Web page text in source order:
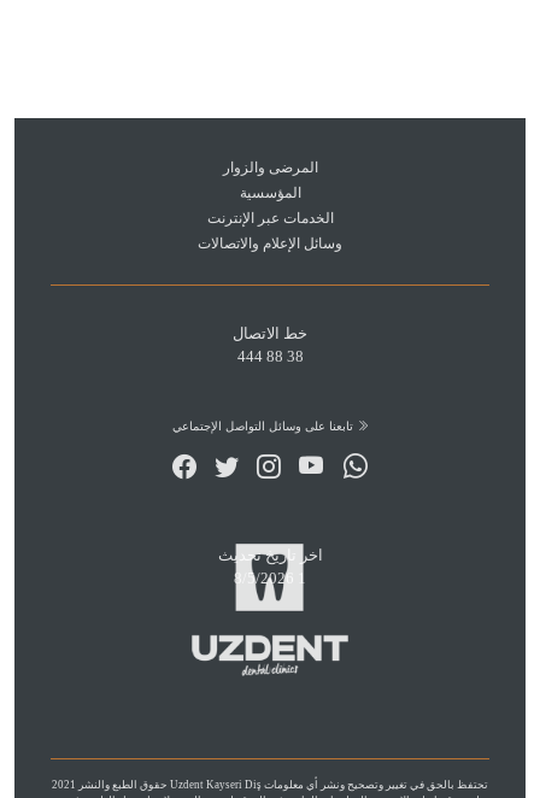
المرضى والزوار
المؤسسية
الخدمات عبر الإنترنت
وسائل الإعلام والاتصالات
خط الاتصال
444 88 38
تابعنا على وسائل التواصل الإجتماعي
اخر تاريخ تحديث
8/5/2026 1
حقوق الطبع والنشر 2021 Uzdent Kayseri Diş تحتفظ بالحق في تغيير وتصحيح ونشر أي معلومات